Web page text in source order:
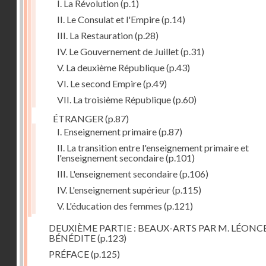
I. La Révolution(p.1)
II. Le Consulat et l'Empire(p.14)
III. La Restauration(p.28)
IV. Le Gouvernement de Juillet(p.31)
V. La deuxième République(p.43)
VI. Le second Empire(p.49)
VII. La troisième République(p.60)
ÉTRANGER(p.87)
I. Enseignement primaire(p.87)
II. La transition entre l'enseignement primaire et
l'enseignement secondaire(p.101)
III. L'enseignement secondaire(p.106)
IV. L'enseignement supérieur(p.115)
V. L'éducation des femmes (p.121)
DEUXIÈME PARTIE : BEAUX-ARTS PAR M.
BÉNÉDITE(p.123)
PRÉFACE(p.125)